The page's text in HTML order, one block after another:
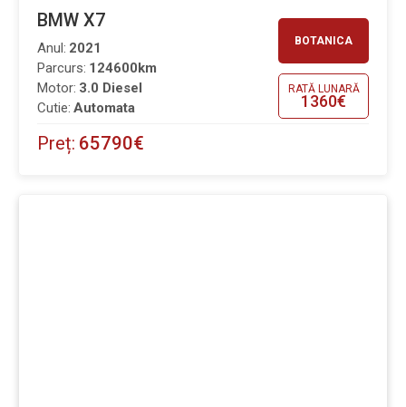
BOTANICA
RATĂ LUNARĂ
1360€
BMW X7
Parcurs: 124600km
Anul: 2021
Motor: 3.0 Diesel
Cutie: Automata
Preț: 65790€